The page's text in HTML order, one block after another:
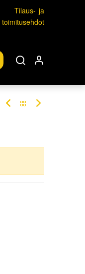
Tilaus- ja
toimitusehdot